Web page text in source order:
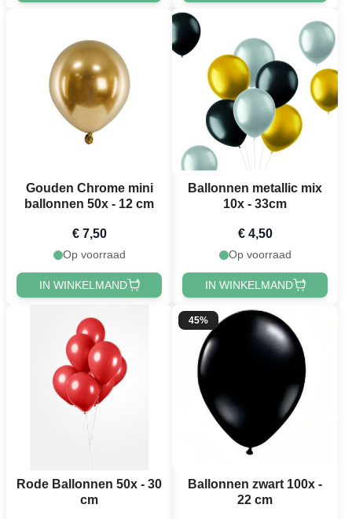
Gouden Chrome mini
ballonnen 50x - 12 cm
€ 7,50
Op voorraad
IN WINKELMAND
Ballonnen metallic mix
10x - 33cm
€ 4,50
Op voorraad
IN WINKELMAND
Rode Ballonnen 50x - 30
cm
45%
Ballonnen zwart 100x -
22 cm